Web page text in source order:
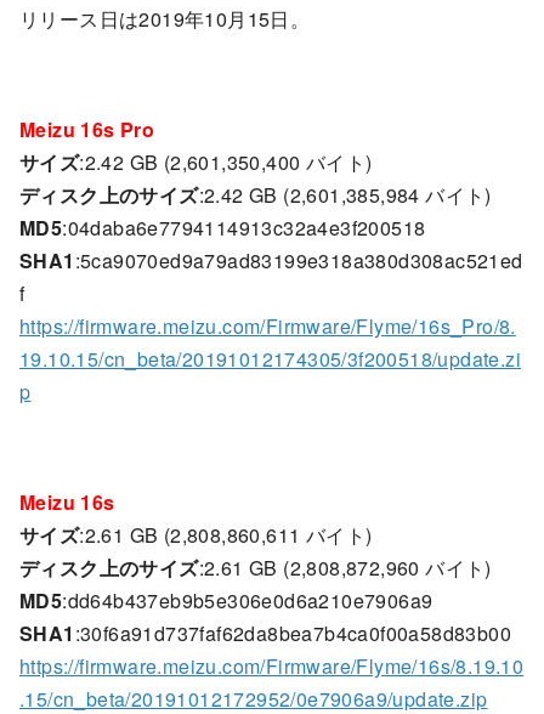
リリース日は2019年10月15日。
Meizu 16s Pro
サイズ:2.42 GB (2,601,350,400 バイト)
ディスク上のサイズ:2.42 GB (2,601,385,984 バイト)
MD5:04daba6e7794114913c32a4e3f200518
SHA1 :5ca9070ed9a79ad83199e318a380d308ac521ed
f
https://firmware.meizu.com/Firmware/Flyme/16s_Pro/8.
19.10.15/cn_beta/20191012174305/3f200518/update.zi
p
Meizu 16s
サイズ:2.61 GB (2,808,860,611 バイト)
ディスク上のサイズ:2.61 GB (2,808,872,960 バイト)
MD5:dd64b437eb9b5e306e0d6a210e7906a9
SHA1 :30f6a91d737faf62da8bea7b4ca0f00a58d83b00
https://firmware.meizu.com/Firmware/Flyme/16s/8.19.10
.15/cn_beta/20191012172952/0e7906a9/update.zip